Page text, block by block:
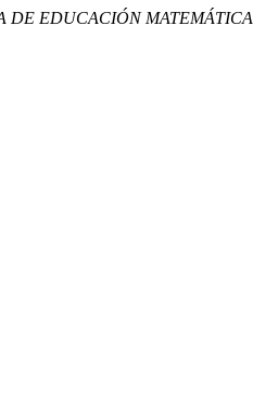
DE EDUCACIÓN MATEMÁTICA